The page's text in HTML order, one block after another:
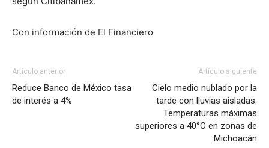
Con información de El Financiero
Artículo anterior
Reduce Banco de México tasa
de interés a 4%
Artículo siguiente
Cielo medio nublado por la
tarde con lluvias aisladas.
Temperaturas máximas
superiores a 40°C en zonas de
Michoacán